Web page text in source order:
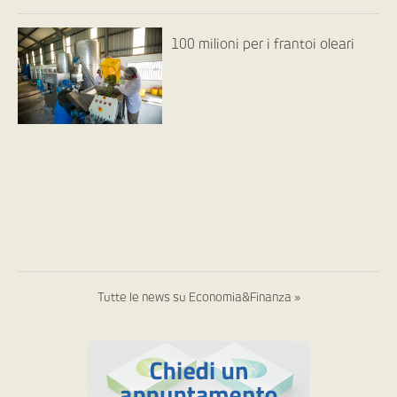
100 milioni per i frantoi oleari
Tutte le news su Economia&Finanza »